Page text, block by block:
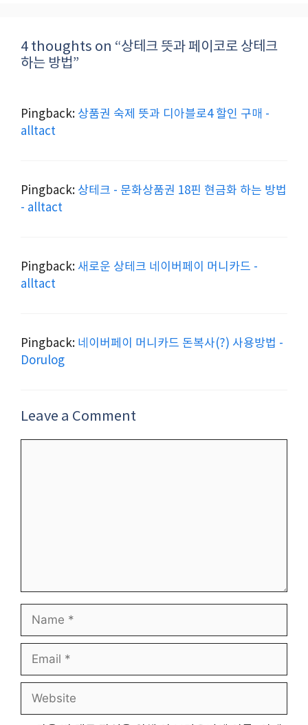
4 thoughts on “상테크 뜻과 페이코로 상테크
하는 방법”
Pingback: 상품권 숙제 뜻과 디아블로4 할인 구매 -
alltact
Pingback: 상테크 - 문화상품권 18핀 현금화 하는 방법
- alltact
Pingback: 새로운 상테크 네이버페이 머니카드 -
alltact
Pingback: 네이버페이 머니카드 돈복사(?) 사용방법 -
Dorulog
Leave a Comment
Name
Email
Website